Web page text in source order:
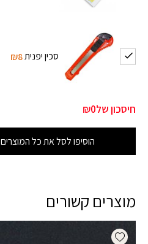
סכין יפנית₪8
חיסכון של₪0
הוסיפו לסל את כל המוצרים
מוצרים קשורים
Add wishlist